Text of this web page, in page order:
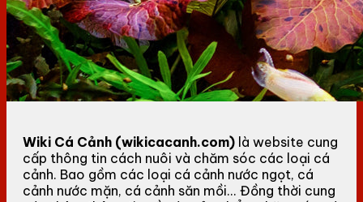
Wiki Cá Cảnh (wikicacanh.com) là website cung
cấp thông tin cách nuôi và chăm sóc các loại cá
cảnh. Bao gồm các loại cá cảnh nước ngọt, cá
cảnh nước mặn, cá cảnh săn mồi... Đồng thời cung